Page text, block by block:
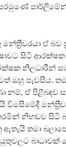
ඒ බව
සිටි ආරක්ෂක
නිලධාරීන්
ඔහු පැවසීය.
නම්, ඒ පිළිබඳව
නිහඬව සිටි
ඇතැයි තමා
බාධාවක්